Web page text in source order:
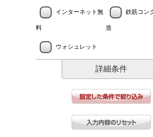
インターネット無
料
鉄筋コン
造
ウォシュレット